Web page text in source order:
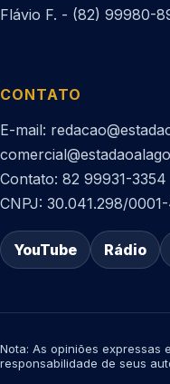
Flávio F. - (82) 99980-
CONTATO
E-mail:
Contato: 82 99931-3354
CNPJ: 30.041.298/
YouTube Rádio
Nota: As opiniões expressas
responsabilidade de seus